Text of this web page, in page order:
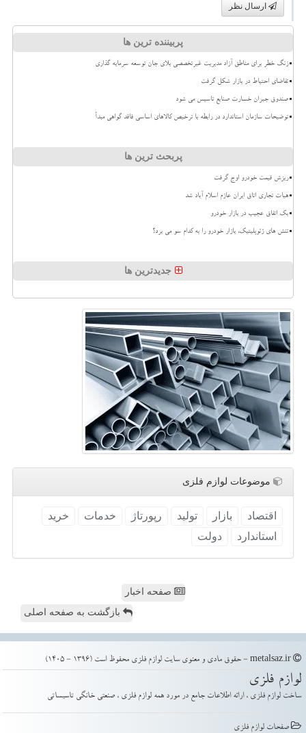
ارسال نظر
پربیننده ترین ها
زنگ خطر برای مناطق آزاد مدیریت غیرتخصصی بلای جان توسعه سرمایه گذاری
تقاضای احتیاط در بازار شکل گرفت
صندوق جبران خسارت صنایع تاسیس می شود
توضیحات سازمان استاندارد در رابطه با ترخیص کالاهای اساسی فاقد گواهی مبدأ
پربحث ترین ها
ریزش قیمت خودرو اوج گرفت
هیات تجاری اتاق ایران عازم اسلام آباد شد
بک اتفاق عجیب در بازار خودرو
تنش های ژئوپلیتیک، بازار خودرو را به کدام سو می برد؟
جدیدترین ها
موضوعات لوازم فلزی
اقتصاد بازار تولید رپورتاژ خدمات
خرید
استاندارد
دولت
صفحه اخبار
بازگشت به صفحه اصلی
لوازم فلزی
ساخت لوازم فلزی ، ارائه اطلاعات جامع در مورد همه لوازم فلزی ، صنعتی خانگی تاسیساتی
صفحات لوازم فلزی